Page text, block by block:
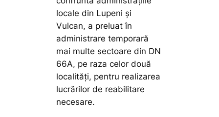
locale din Lupeni și
Vulcan, a preluat în
administrare temporară
mai multe sectoare din DN
66A, pe raza celor două
localități, pentru realizarea
lucrărilor de reabilitare
necesare.